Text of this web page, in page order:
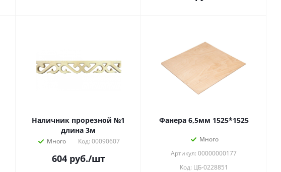
Наличник прорезной №1
длина 3м
Много Код: 00090607
604руб./шт
Фанера 6,5мм 1525*1525
Много
Артикул: 00000000177
Код: ЦБ-0228851